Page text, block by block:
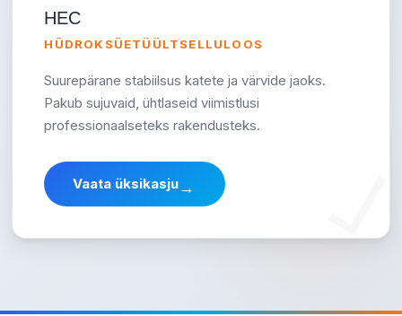
HEC
HÜDROKSÜETÜÜLTSELLULOOS
Suurepärane stabiilsus katete ja värvide jaoks.
Pakub sujuvaid, ühtlaseid viimistlusi
professionaalseteks rakendusteks.
Vaata üksikasju→